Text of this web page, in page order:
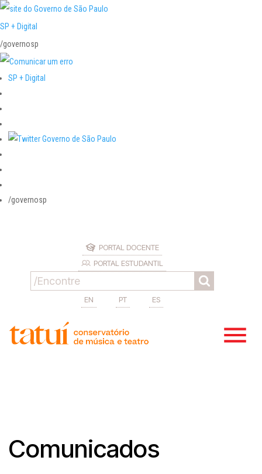
SP + Digital
/governosp
SP + Digital
/governosp
PORTAL DOCENTE
PORTAL ESTUDANTIL
EN PT ES
Comunicados